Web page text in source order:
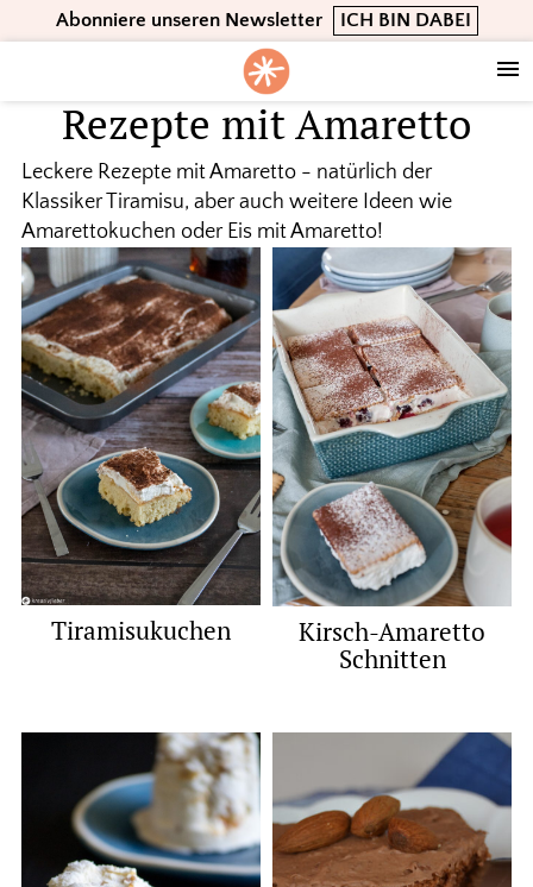
to
to
to
Abonniere unseren Newsletter ICH BIN DABEI
Rezepte mit Amaretto
Leckere Rezepte mit Amaretto - natürlich der
Klassiker Tiramisu, aber auch weitere Ideen wie
Amarettokuchen oder Eis mit Amaretto!
Tiramisukuchen
Kirsch-Amaretto
Schnitten